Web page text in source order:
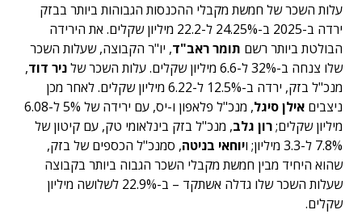
עלות השכר של חמשת מקבלי ההכנסות הגבוהות ביותר בבזק
ירדה ב-2025 ב-24.25% ל-22.2 מיליון שקלים. את הירידה
הבולטת ביותר רשם תומר ראב"ד, יו"ר הקבוצה, שעלות השכר
שלו צנחה ב-32% ל-6.6 מיליון שקלים. עלות השכר של
ניר דוד,
מנכ"ל בזק, ירדה ב-12.5% ל-6.22 מיליון שקלים. לאחר מכן
ניצבים אילן סיגל
, מנכ"ל פלאפון ו-יס, עם ירידה של 5% ל-6.08
מיליון שקלים;רון גלב, מנכ"ל בזק בינלאומי טק, עם קיטון של
7.8% ל-3.3 מיליון; ו
יוחאי בניטה, סמנכ"ל הכספים של בזק,
שהוא היחיד מבין חמשת מקבלי השכר הגבוה ביותר בקבוצה
שעלות השכר שלו גדלה אשתקד – ב-22.9% לשלושה מיליון
שקלים.